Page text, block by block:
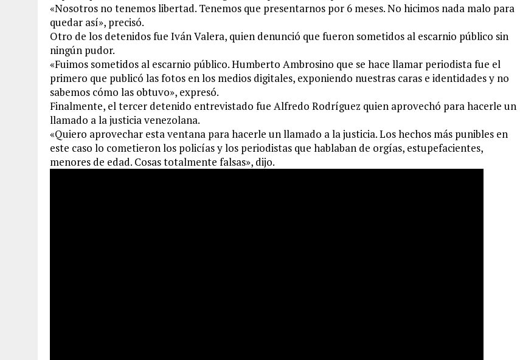
«Nosotros no tenemos libertad. Tenemos que presentarnos por 6 meses. No hicimos nada malo para
quedar así», precisó.
Otro de los detenidos fue Iván Valera, quien denunció que fueron sometidos al escarnio público sin
ningún pudor.
«Fuimos sometidos al escarnio público. Humberto Ambrosino que se hace llamar periodista fue el
primero que publicó las fotos en los medios digitales, exponiendo nuestras caras e identidades y no
sabemos cómo las obtuvo», expresó.
Finalmente, el tercer detenido entrevistado fue Alfredo Rodríguez quien aprovechó para hacerle un
llamado a la justicia venezolana.
«Quiero aprovechar esta ventana para hacerle un llamado a la justicia. Los hechos más punibles en
este caso lo cometieron los policías y los periodistas que hablaban de orgías, estupefacientes,
menores de edad. Cosas totalmente falsas», dijo.